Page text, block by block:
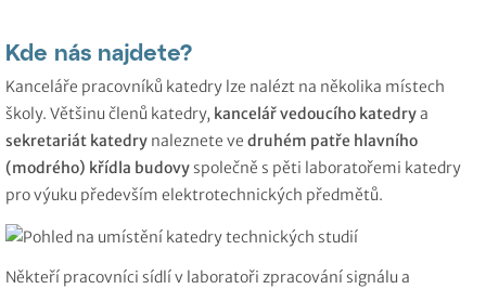
Kde nás najdete?
Kanceláře pracovníků katedry lze nalézt na několika místech
školy. Většinu členů katedry, kancelář vedoucího katedrya
sekretariát katedry naleznete ve druhém patře hlavního
(modrého) křídla budovy společně s pěti laboratořemi katedry
pro výuku především elektrotechnických předmětů.
Někteří pracovníci sídlí v laboratoři zpracování signálu a